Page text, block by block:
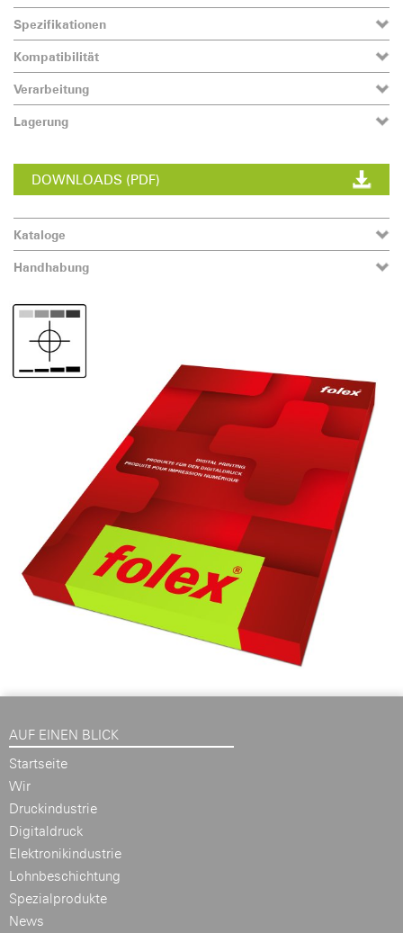
Spezifikationen
Kompatibilität
Verarbeitung
Lagerung
DOWNLOADS (PDF)
Kataloge
Handhabung
AUF EINEN BLICK
Startseite
Wir
Druckindustrie
Digitaldruck
Elektronikindustrie
Lohnbeschichtung
Spezialprodukte
News